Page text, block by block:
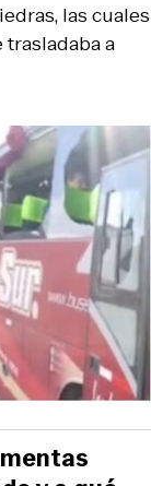
las cuales
a